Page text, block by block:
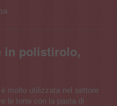
in polistirolo,
molto utilizzata nel settore
le torte con la pasta di